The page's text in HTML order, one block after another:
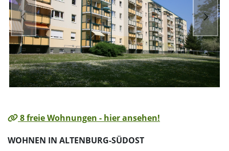
zurück vor
8 freie Wohnungen - hier ansehen!
WOHNEN IN ALTENBURG-SÜDOST